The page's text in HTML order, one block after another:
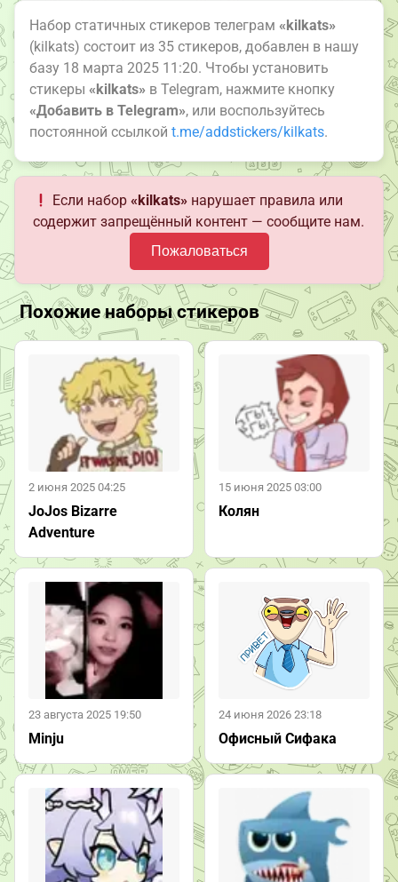
Набор статичных стикеров телеграм «kilkats»
(kilkats) состоит из 35 стикеров, добавлен в нашу
базу 18 марта 2025 11:20. Чтобы установить
стикеры «kilkats» в Telegram, нажмите кнопку
«Добавить в Telegram», или воспользуйтесь
постоянной ссылкой t.me/addstickers/kilkats.
Если набор«kilkats» нарушает правила или
содержит запрещённый контент — сообщите нам.
Пожаловаться
Похожие наборы стикеров
2 июня 2025 04:25
JoJos Bizarre
Adventure
15 июня 2025 03:00
Колян
23 августа 2025 19:50
Minju
24 июня 2026 23:18
Офисный Сифака